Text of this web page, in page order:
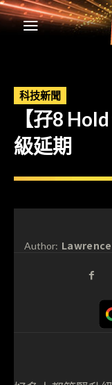
科技新聞
【孖8
級延期
Author: Lawrence